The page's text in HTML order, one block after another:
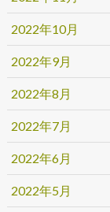
2022年10月
2022年9月
2022年8月
2022年7月
2022年6月
2022年5月